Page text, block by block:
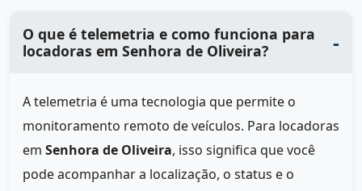
O que é telemetria e como funciona para
locadoras em Senhora de Oliveira?
A telemetria é uma tecnologia que permite o
monitoramento remoto de veículos. Para locadoras
em Senhora de Oliveira, isso significa que você
pode acompanhar a localização, o status e o